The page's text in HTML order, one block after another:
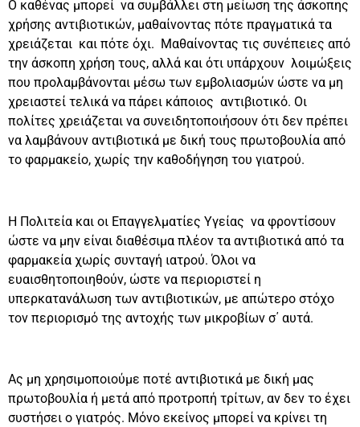
Ο καθένας μπορεί να συμβάλλει στη μείωση της άσκοπης
χρήσης αντιβιοτικών, μαθαίνοντας πότε πραγματικά τα
χρειάζεται και πότε όχι. Μαθαίνοντας τις συνέπειες από
την άσκοπη χρήση τους, αλλά και ότι υπάρχουν λοιμώξεις
που προλαμβάνονται μέσω των εμβολιασμών ώστε να μη
χρειαστεί τελικά να πάρει κάποιος αντιβιοτικό. Οι
πολίτες χρειάζεται να συνειδητοποιήσουν ότι δεν πρέπει
να λαμβάνουν αντιβιοτικά με δική τους πρωτοβουλία από
το φαρμακείο, χωρίς την καθοδήγηση του γιατρού.
Η Πολιτεία και οι Επαγγελματίες Υγείας να φροντίσουν
ώστε να μην είναι διαθέσιμα πλέον τα αντιβιοτικά από τα
φαρμακεία χωρίς συνταγή ιατρού. Όλοι να
ευαισθητοποιηθούν, ώστε να περιοριστεί η
υπερκατανάλωση των αντιβιοτικών, με απώτερο στόχο
τον περιορισμό της αντοχής των μικροβίων σ΄ αυτά.
Ας μη χρησιμοποιούμε ποτέ αντιβιοτικά με δική μας
πρωτοβουλία ή μετά από προτροπή τρίτων, αν δεν το έχει
συστήσει ο γιατρός. Μόνο εκείνος μπορεί να κρίνει τη